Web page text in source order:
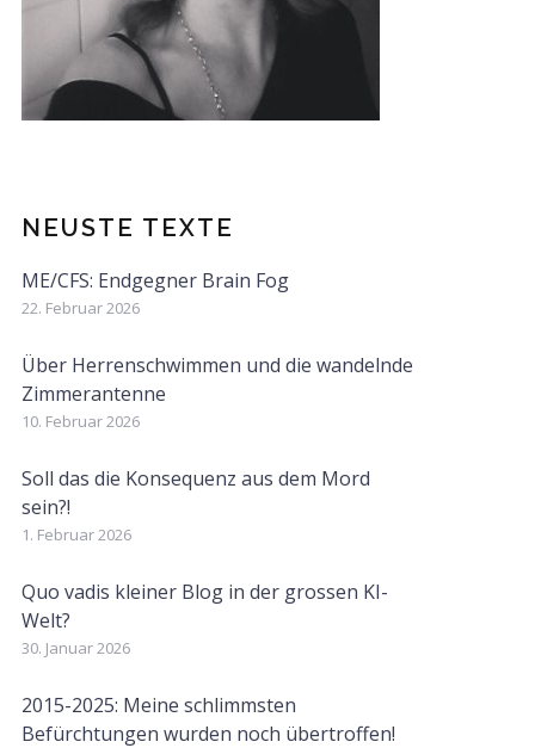
NEUSTE TEXTE
ME/CFS: Endgegner Brain Fog
22. Februar 2026
Über Herrenschwimmen und die wandelnde
Zimmerantenne
10. Februar 2026
Soll das die Konsequenz aus dem Mord
sein?!
1. Februar 2026
Quo vadis kleiner Blog in der grossen KI-
Welt?
30. Januar 2026
2015-2025: Meine schlimmsten
Befürchtungen wurden noch übertroffen!